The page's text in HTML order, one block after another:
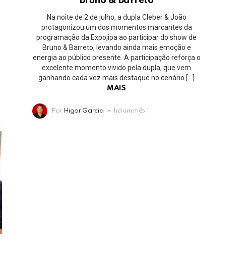
Na noite de 2 de julho, a dupla Cleber & João
protagonizou um dos momentos marcantes da
programação da Expojipa ao participar do show de
Bruno & Barreto, levando ainda mais emoção e
energia ao público presente. A participação reforça o
excelente momento vivido pela dupla, que vem
ganhando cada vez mais destaque no cenário […]
MAIS
Por Higor Garcia há um mês